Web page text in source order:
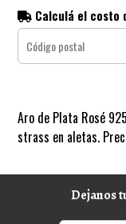
Calculá el costo
Aro de Plata Rosé
strass en aletas.
Dejanos